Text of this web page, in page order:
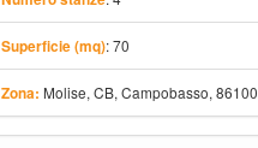
Superficie (mq): 70
Zona: Molise, CB, Campobasso, 86100